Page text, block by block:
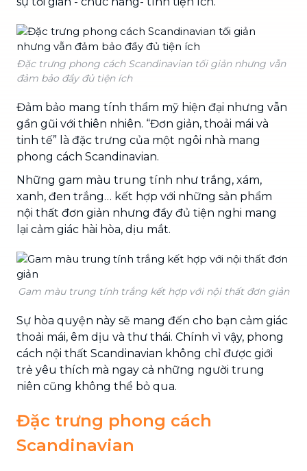
Đặc trưng phong cách Scandinavian tối giản nhưng vẫn
đảm bảo đầy đủ tiện ích
Đảm bảo mang tính thẩm mỹ hiện đại nhưng vẫn
gần gũi với thiên nhiên. “Đơn giản, thoải mái và
tinh tế” là đặc trưng của một ngôi nhà mang
phong cách Scandinavian.
Những gam màu trung tính như trắng, xám,
xanh, đen trắng… kết hợp với những sản phẩm
nội thất đơn giản nhưng đầy đủ tiện nghi mang
lại cảm giác hài hòa, dịu mắt.
Gam màu trung tính trắng kết hợp với nội thất đơn giản
Sự hòa quyện này sẽ mang đến cho bạn cảm giác
thoải mái, êm dịu và thư thái. Chính vì vậy, phong
cách nội thất Scandinavian không chỉ được giới
trẻ yêu thích mà ngay cả những người trung
niên cũng không thể bỏ qua.
Đặc trưng phong cách
Scandinavian